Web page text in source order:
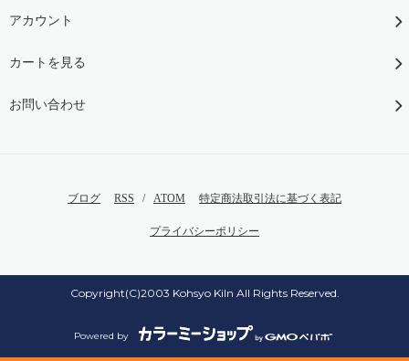
アカウント
カートを見る
お問い合わせ
ブログ RSS / ATOM 特定商法取引法に基づく表記
プライバシーポリシー
Copyright(C)2003 Kohsyo Kiln All Rights Reserved.
Powered by